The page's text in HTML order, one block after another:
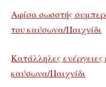
Αφίσα σωσστής
του καύσωνα/Παιχνίδι
Κατάλληλες ενέργειες
καύσωνα/Παιχνίδι